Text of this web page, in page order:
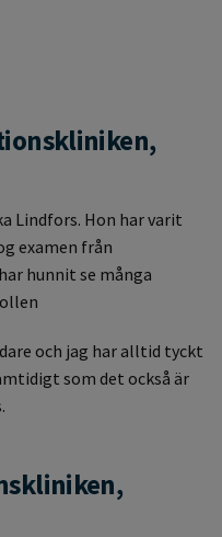
Lindfors. Hon har varit
examen från
hunnit se många
och jag har alltid tyckt
som det också är